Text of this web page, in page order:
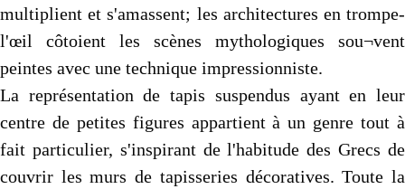
multiplient et s'amassent; les architectures en trompe-
l'œil côtoient les scènes mythologiques sou¬vent
peintes avec une technique impressionniste.
La représentation de tapis suspendus ayant en leur
centre de petites figures appartient à un genre tout à
fait particulier, s'inspirant de l'habitude des Grecs de
couvrir les murs de tapisseries décoratives. Toute la